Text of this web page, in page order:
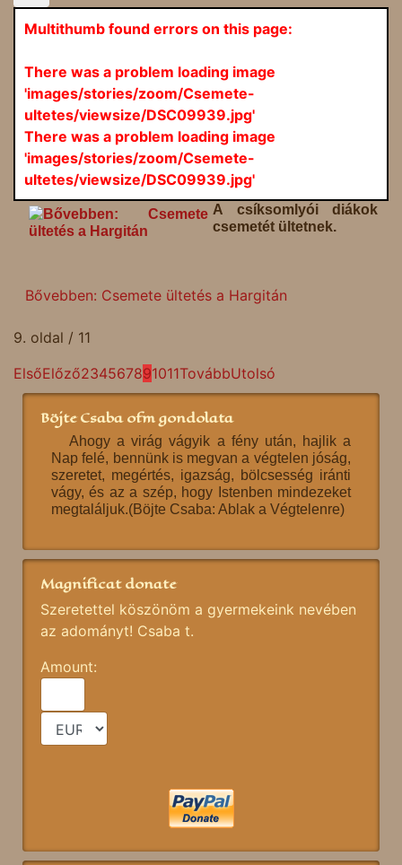
Multithumb found errors on this page:
There was a problem loading image
'images/stories/zoom/Csemete-
ultetes/viewsize/DSC09939.jpg'
There was a problem loading image
'images/stories/zoom/Csemete-
ultetes/viewsize/DSC09939.jpg'
A csíksomlyói diákok
csemetét ültetnek.
Bővebben: Csemete ültetés a Hargitán
9. oldal / 11
ElsőElőző234567891011TovábbUtolsó
Böjte Csaba ofm gondolata
Ahogy a virág vágyik a fény után, hajlik a
Nap felé, bennünk is megvan a végtelen jóság,
szeretet, megértés, igazság, bölcsesség iránti
vágy, és az a szép, hogy Istenben mindezeket
megtaláljuk.(Böjte Csaba: Ablak a Végtelenre)
Magnificat donate
Szeretettel köszönöm a gyermekeink nevében
az adományt! Csaba t.
Amount: